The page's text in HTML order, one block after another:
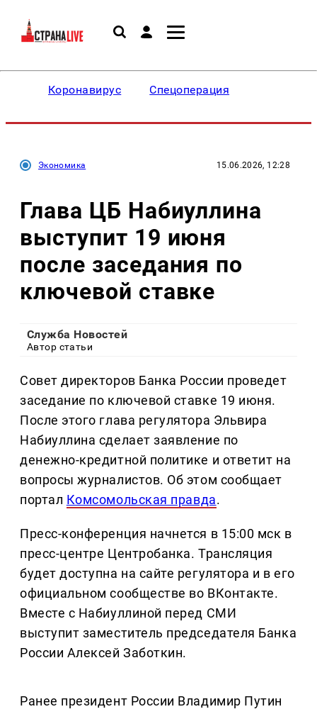
Коронавирус Спецоперация
Экономика 15.06.2026, 12:28
Глава ЦБ Набиуллина
выступит 19 июня
после заседания по
ключевой ставке
Служба Новостей
Автор статьи
Совет директоров Банка России проведет
заседание по ключевой ставке 19 июня.
После этого глава регулятора Эльвира
Набиуллина сделает заявление по
денежно-кредитной политике и ответит на
вопросы журналистов. Об этом сообщает
портал Комсомольская правда.
Пресс-конференция начнется в 15:00 мск в
пресс-центре Центробанка. Трансляция
будет доступна на сайте регулятора и в его
официальном сообществе во ВКонтакте.
Вместе с Набиуллиной перед СМИ
выступит заместитель председателя Банка
России Алексей Заботкин.
Ранее президент России Владимир Путин